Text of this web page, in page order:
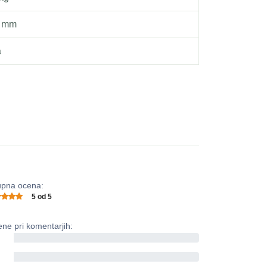
ocena:
5 od 5
pri komentarjih: